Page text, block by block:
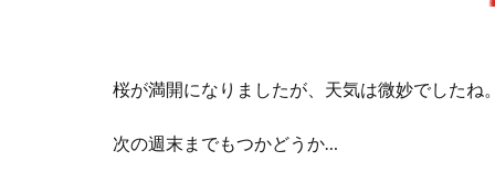
桜が満開になりましたが、天気は微妙でしたね
次の週末までもつかどうか…